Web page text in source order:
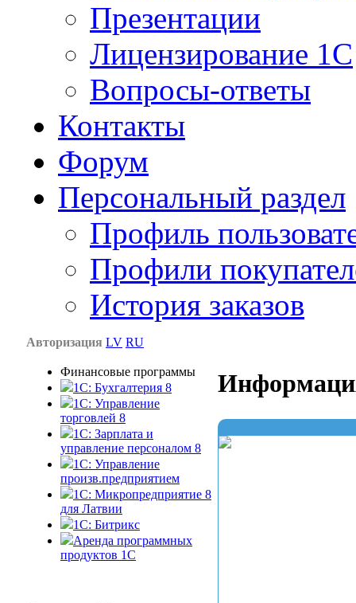
Презентации
Лицензирование 1С
Вопросы-ответы
Контакты
Форум
Персональный раздел
Профиль
Профили
История заказов
Авторизация LV RU
Финансовые программы
1С: Бухгалтерия 8
1C: Управление
торговлей 8
1C: Зарплата и
управление персоналом 8
1C: Управление
произв.предприятием
1С: Микропредприятие 8
для Латвии
1C: Битрикс
Аренда программных
продуктов 1С